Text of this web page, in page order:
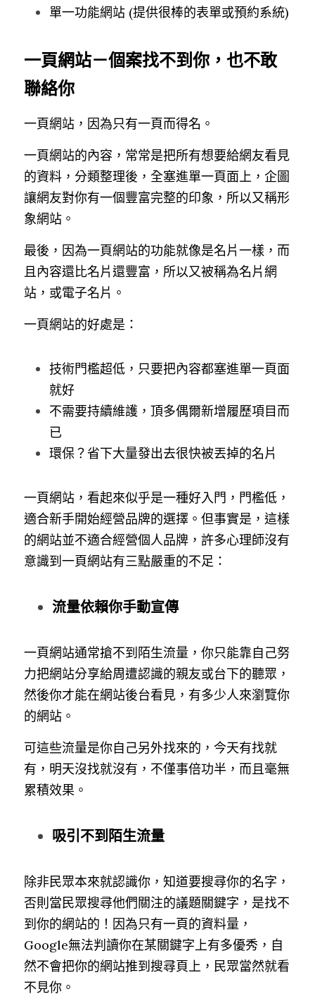
單一功能網站 (提供很棒的表單或預約系統)
一頁網站－個案找不到你，也不敢
聯絡你
一頁網站，因為只有一頁而得名。
一頁網站的內容，常常是把所有想要給網友看見
的資料，分類整理後，全塞進單一頁面上，企圖
讓網友對你有一個豐富完整的印象，所以又稱形
象網站。
最後，因為一頁網站的功能就像是名片一樣，而
且內容還比名片還豐富，所以又被稱為名片網
站，或電子名片。
一頁網站的好處是：
技術門檻超低，只要把內容都塞進單一頁面
就好
不需要持續維護，頂多偶爾新增履歷項目而
已
環保？省下大量發出去很快被丟掉的名片
一頁網站，看起來似乎是一種好入門，門檻低，
適合新手開始經營品牌的選擇。但事實是，這樣
的網站並不適合經營個人品牌，許多心理師沒有
意識到一頁網站有三點嚴重的不足：
流量依賴你手動宣傳
一頁網站通常搶不到陌生流量，你只能靠自己努
力把網站分享給周遭認識的親友或台下的聽眾，
然後你才能在網站後台看見，有多少人來瀏覽你
的網站。
可這些流量是你自己另外找來的，今天有找就
有，明天沒找就沒有，不僅事倍功半，而且毫無
累積效果。
吸引不到陌生流量
除非民眾本來就認識你，知道要搜尋你的名字，
否則當民眾搜尋他們關注的議題關鍵字，是找不
到你的網站的！因為只有一頁的資料量，
Google無法判讀你在某關鍵字上有多優秀，自
然不會把你的網站推到搜尋頁上，民眾當然就看
不見你。